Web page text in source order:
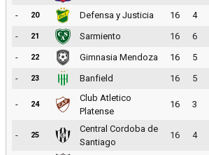
-
20 Defensa y Justicia 16 4
-
21 Sarmiento 16 6
-
22 Gimnasia Mendoza 16 5
-
23 Banfield 16 5
- 24
Club Atletico
Platense
16 3
- 25
Central Cordoba de
Santiago
16 4